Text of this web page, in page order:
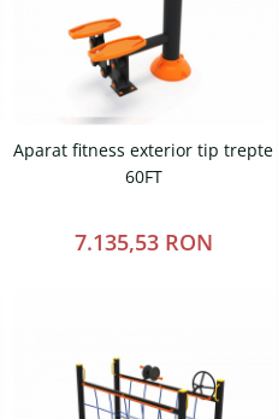
Aparat fitness exterior tip trepte
60FT
7.135,53 RON